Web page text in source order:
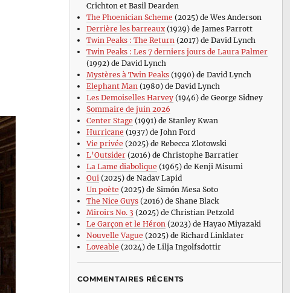
Crichton et Basil Dearden
The Phoenician Scheme (2025) de Wes Anderson
Derrière les barreaux(1929) de James Parrott
Twin Peaks : The Return(2017) de David Lynch
Twin Peaks : Les 7 derniers jours de Laura Palmer
(1992) de David Lynch
Mystères à Twin Peaks(1990) de David Lynch
Elephant Man(1980) de David Lynch
Les Demoiselles Harvey(1946) de George Sidney
Sommaire de juin 2026
Center Stage (1991) de Stanley Kwan
Hurricane (1937) de John Ford
Vie privée (2025) de Rebecca Zlotowski
L’Outsider(2016) de Christophe Barratier
La Lame diabolique (1965) de Kenji Misumi
Oui(2025) de Nadav Lapid
Un poète (2025) de Simón Mesa Soto
The Nice Guys(2016) de Shane Black
Miroirs No. 3 (2025) de Christian Petzold
Le Garçon et le Héron(2023) de Hayao Miyazaki
Nouvelle Vague (2025) de Richard Linklater
Loveable (2024) de Lilja Ingolfsdottir
COMMENTAIRES RÉCENTS